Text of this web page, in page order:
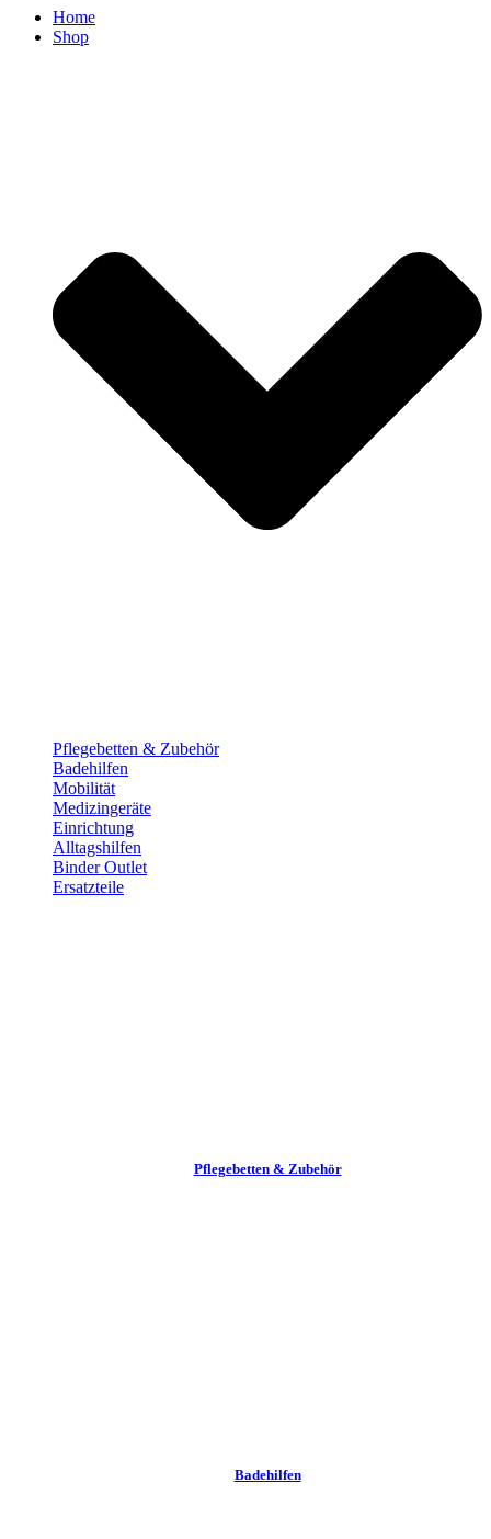
Home
Shop
Pflege­betten & Zubehör
Badehilfen
Mobilität
Medizingeräte
Einrichtung
Alltags­hilfen
Binder Outlet
Ersatzteile
Pflege­betten & Zubehör
Badehilfen